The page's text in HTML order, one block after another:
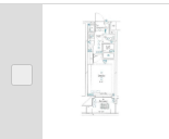
しております！最新の情報